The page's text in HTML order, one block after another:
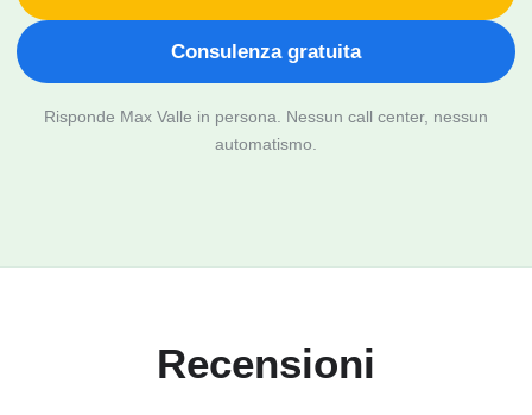
Consulenza gratuita
Risponde Max Valle in persona. Nessun call center, nessun
automatismo.
Recensioni